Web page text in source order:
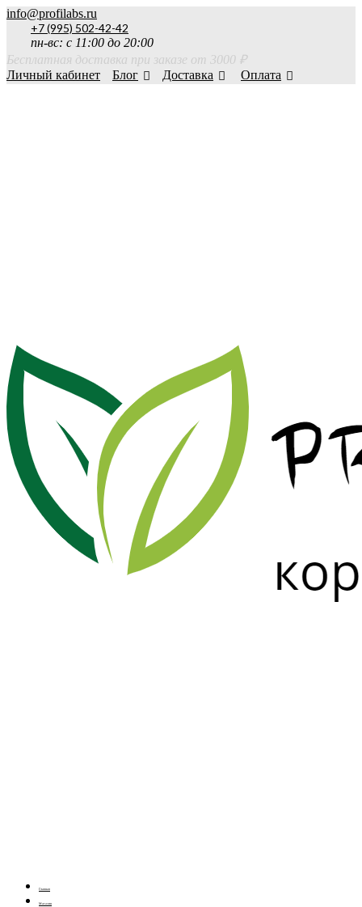
info@profilabs.ru
+7 (995) 502-42-42
пн-вс: с 11:00 до 20:00
Бесплатная доставка при заказе от 3000 ₽
Личный кабинет
Блог Доставка Оплата
Главная
Магазин